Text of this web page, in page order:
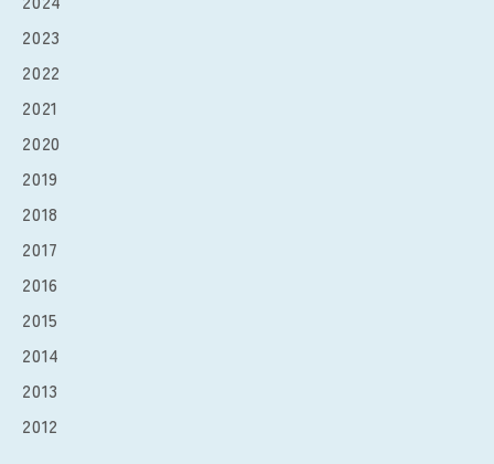
2023
2022
2021
2020
2019
2018
2017
2016
2015
2014
2013
2012